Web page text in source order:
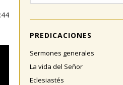
PREDICACIONES
Sermones generales
La vida del Señor
Eclesiastés